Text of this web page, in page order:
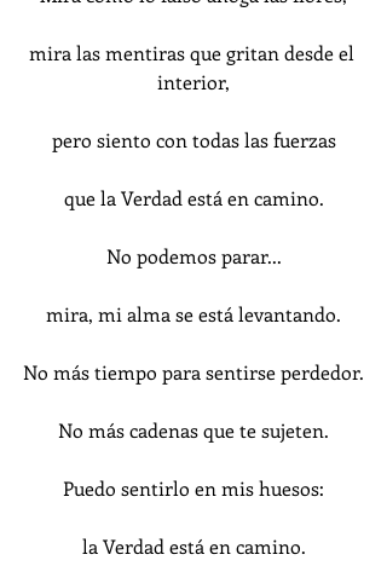
mira las mentiras que gritan desde el
interior,
pero siento con todas las fuerzas
que la Verdad está en camino.
No podemos parar...
mira, mi alma se está levantando.
No más tiempo para sentirse perdedor.
No más cadenas que te sujeten.
Puedo sentirlo en mis huesos:
la Verdad está en camino.